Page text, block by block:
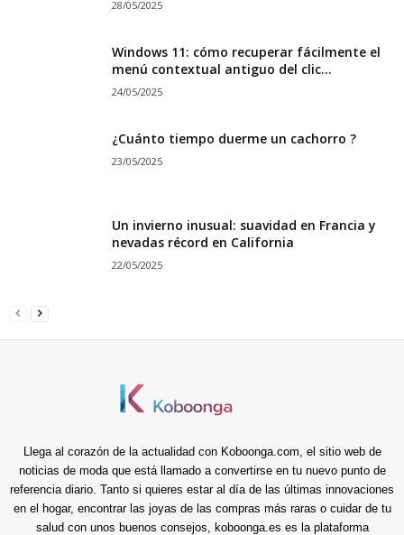
28/05/2025
Windows 11: cómo recuperar fácilmente el
menú contextual antiguo del clic...
24/05/2025
¿Cuánto tiempo duerme un cachorro ?
23/05/2025
Un invierno inusual: suavidad en Francia y
nevadas récord en California
22/05/2025
Llega al corazón de la actualidad con Koboonga.com, el sitio web de
noticias de moda que está llamado a convertirse en tu nuevo punto de
referencia diario. Tanto si quieres estar al día de las últimas innovaciones
en el hogar, encontrar las joyas de las compras más raras o cuidar de tu
salud con unos buenos consejos, koboonga.es es la plataforma